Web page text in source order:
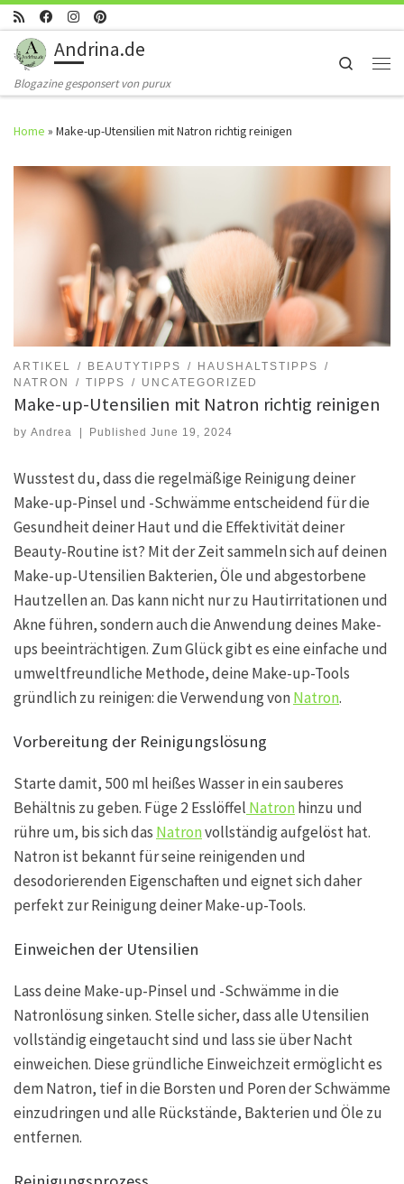
Skip to content
Andrina.de
Blogazine gesponsert von purux
Search
Home » Make-up-Utensilien mit Natron richtig reinigen
ARTIKEL BEAUTYTIPPS
HAUSHALTSTIPPS
NATRON
TIPPS UNCATEGORIZED
Make-up-Utensilien mit Natron richtig reinigen
by Andrea | PublishedJune 19, 2024
Wusstest du, dass die regelmäßige Reinigung deiner
Make-up-Pinsel und -Schwämme entscheidend für die
Gesundheit deiner Haut und die Effektivität deiner
Beauty-Routine ist? Mit der Zeit sammeln sich auf deinen
Make-up-Utensilien Bakterien, Öle und abgestorbene
Hautzellen an. Das kann nicht nur zu Hautirritationen und
Akne führen, sondern auch die Anwendung deines Make-
ups beeinträchtigen. Zum Glück gibt es eine einfache und
umweltfreundliche Methode, deine Make-up-Tools
gründlich zu reinigen: die Verwendung vonNatron.
Vorbereitung der Reinigungslösung
Starte damit, 500 ml heißes Wasser in ein sauberes
Behältnis zu geben. Füge 2 Esslöffel Natronhinzu und
rühre um, bis sich das Natronvollständig aufgelöst hat.
Natron ist bekannt für seine reinigenden und
desodorierenden Eigenschaften und eignet sich daher
perfekt zur Reinigung deiner Make-up-Tools.
Einweichen der Utensilien
Lass deine Make-up-Pinsel und -Schwämme in die
Natronlösung sinken. Stelle sicher, dass alle Utensilien
vollständig eingetaucht sind und lass sie über Nacht
einweichen. Diese gründliche Einweichzeit ermöglicht es
dem Natron, tief in die Borsten und Poren der Schwämme
einzudringen und alle Rückstände, Bakterien und Öle zu
entfernen.